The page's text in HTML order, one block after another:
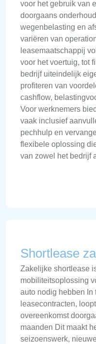
voor het gebruik van
doorgaans
wegenbelasting en
variëren van
leasemaatschappij
voor het voertuig, tot
bedrijf uiteindelijk
profiteren van
cashflow,
Voor werknemers
vaak inclusief
pechhulp en
flexibele oplossing
van zowel het bedrijf
Shortlease
Zakelijke shortlease
mobiliteitsoplossing
auto nodig hebben
leasecontracten,
overeenkomst
maanden Dit maakt
seizoenswerk,